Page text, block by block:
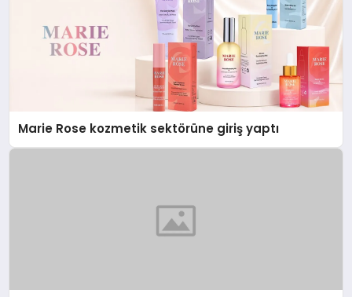
Marie Rose kozmetik sektörüne giriş yaptı